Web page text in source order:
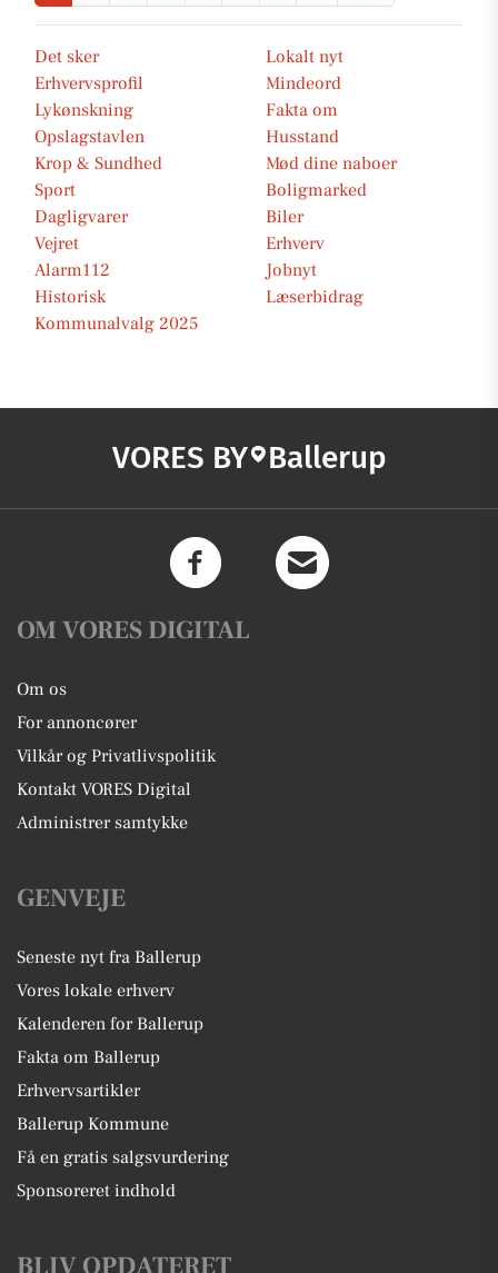
Det sker
Lokalt nyt
Erhvervsprofil
Mindeord
Lykønskning
Fakta om
Opslagstavlen
Husstand
Krop & Sundhed
Mød dine naboer
Sport
Boligmarked
Dagligvarer
Biler
Vejret
Erhverv
Alarm112
Jobnyt
Historisk
Læserbidrag
Kommunalvalg 2025
VORES BY Ballerup
OM VORES DIGITAL
Om os
For annoncører
Vilkår og Privatlivspolitik
Kontakt VORES Digital
Administrer samtykke
GENVEJE
Seneste nyt fra Ballerup
Vores lokale erhverv
Kalenderen for Ballerup
Fakta om Ballerup
Erhvervsartikler
Ballerup Kommune
Få en gratis salgsvurdering
Sponsoreret indhold
BLIV OPDATERET